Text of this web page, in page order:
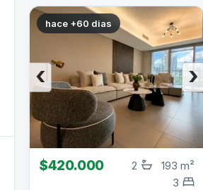
hace +60 dias
›
‹
$420.000 193 m²
2
3